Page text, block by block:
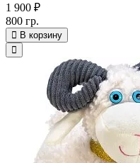
1 900 ₽
800 гр.
В корзину